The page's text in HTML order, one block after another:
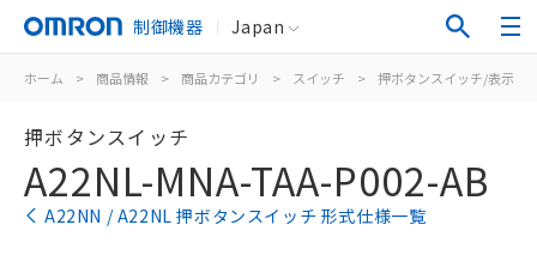
制御機器 Japan
ホーム > 商品情報 > 商品カテゴリ > スイッチ > 押ボタンスイッチ/表示灯
押ボタンスイッチ
A22NL-MNA-TAA-P002-AB
A22NN / A22NL 押ボタンスイッチ 形式仕様一覧